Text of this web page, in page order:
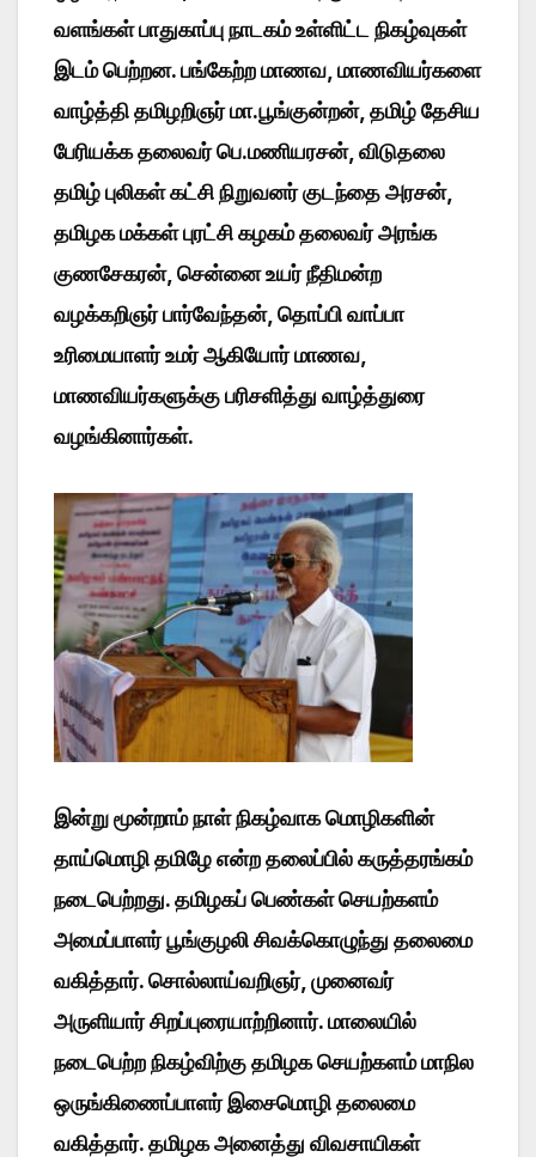
வளங்கள் பாதுகாப்பு நாடகம் உள்ளிட்ட நிகழ்வுகள்
இடம் பெற்றன. பங்கேற்ற மாணவ, மாணவியர்களை
வாழ்த்தி தமிழறிஞர் மா.பூங்குன்றன், தமிழ் தேசிய
பேரியக்க தலைவர் பெ.மணியரசன், விடுதலை
தமிழ் புலிகள் கட்சி நிறுவனர் குடந்தை அரசன்,
தமிழக மக்கள் புரட்சி கழகம் தலைவர் அரங்க
குணசேகரன், சென்னை உயர் நீதிமன்ற
வழக்கறிஞர் பார்வேந்தன், தொப்பி வாப்பா
உரிமையாளர் உமர் ஆகியோர் மாணவ,
மாணவியர்களுக்கு பரிசளித்து வாழ்த்துரை
வழங்கினார்கள்.
இன்று மூன்றாம் நாள் நிகழ்வாக மொழிகளின்
தாய்மொழி தமிழே என்ற தலைப்பில் கருத்தரங்கம்
நடைபெற்றது. தமிழகப் பெண்கள் செயற்களம்
அமைப்பாளர் பூங்குழலி சிவக்கொழுந்து தலைமை
வகித்தார். சொல்லாய்வறிஞர், முனைவர்
அருளியார் சிறப்புரையாற்றினார். மாலையில்
நடைபெற்ற நிகழ்விற்கு தமிழக செயற்களம் மாநில
ஒருங்கிணைப்பாளர் இசைமொழி தலைமை
வகித்தார். தமிழக அனைத்து விவசாயிகள்